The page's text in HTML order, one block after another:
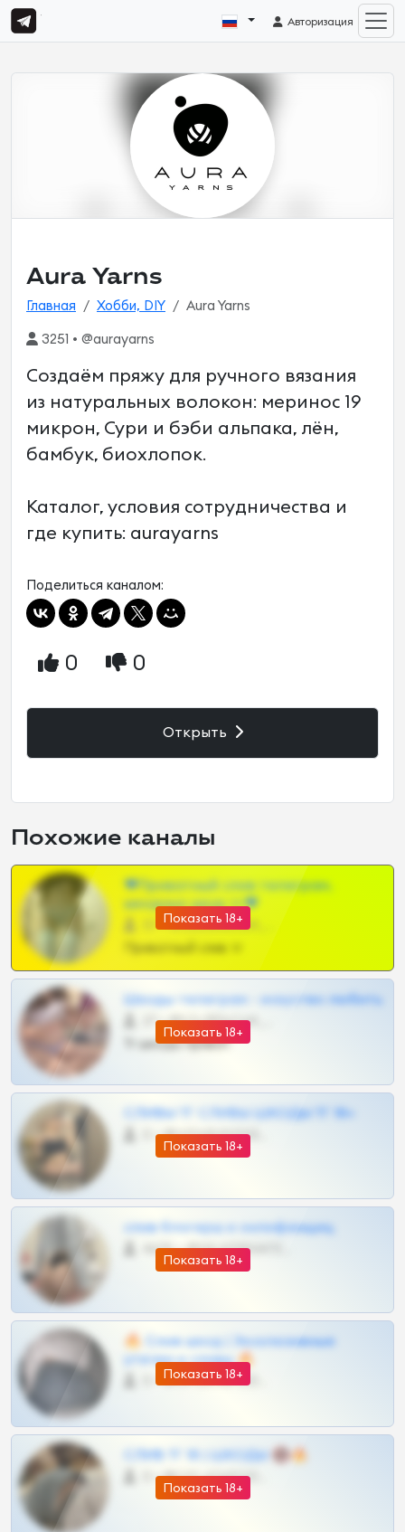
Авторизация
Aura Yarns
Главная Хобби, DIY Aura Yarns
3251 • @aurayarns
Создаём пряжу для ручного вязания
из натуральных волокон: меринос 19
микрон, Сури и бэби альпака, лён,
бамбук, биохлопок.
Каталог, условия сотрудничества и
где купить: aurayarns
Поделиться каналом:
0 0
Открыть
Похожие каналы
Показать 18+
❤Приватный слив телеграм,
шкодных шкур тг❤
57 •
Показать 18+
Шкоды телеграм - искуство любить
27 •
Тг шкоды приват
Показать 18+
СЛИВЫ ТГ СЛИВЫ ШКОДЫ ТГ 18+
0 •
Показать 18+
слив блогерш и онлифанщиц
4675 •
Показать 18+
🔥 Слив шкод | Эксклюзивные
утечки и сливы 🔥
0 •
Показать 18+
СЛИВ ТГ 18 | ШКОДЫ 🔞🔥
0 •